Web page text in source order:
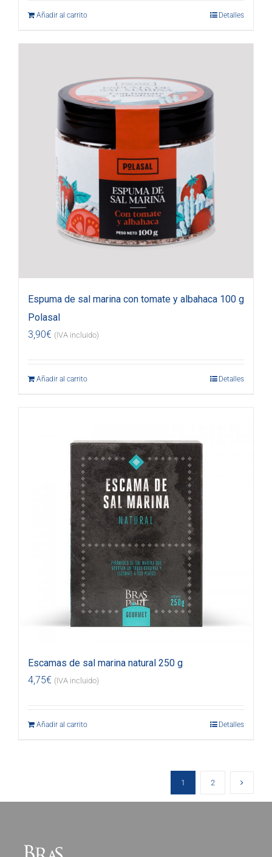
Añadir al carrito Detalles
Espuma de sal marina con tomate y albahaca 100 g
Polasal
3,90€ (IVA incluido)
Añadir al carrito Detalles
Escamas de sal marina natural 250 g
4,75€ (IVA incluido)
Añadir al carrito Detalles
1 2